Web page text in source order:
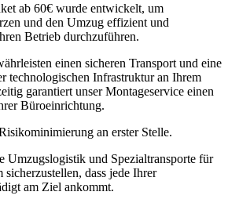
ab 60€ wurde entwickelt, um
und den Umzug effizient und
Betrieb durchzuführen.
einen sicheren Transport und eine
technologischen Infrastruktur an Ihrem
garantiert unser Montageservice einen
Büroeinrichtung.
an erster Stelle.
Umzugslogistik und Spezialtransporte für
sicherzustellen, dass jede Ihrer
am Ziel ankommt.